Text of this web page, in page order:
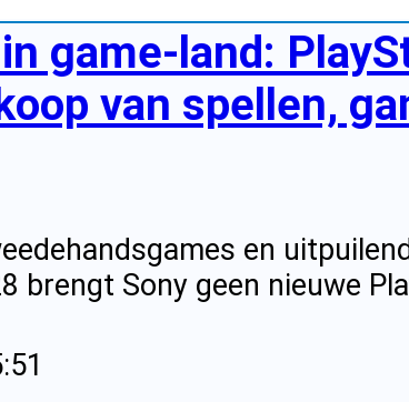
game-land:
van spellen,
en
brengt Sony geen nieuwe